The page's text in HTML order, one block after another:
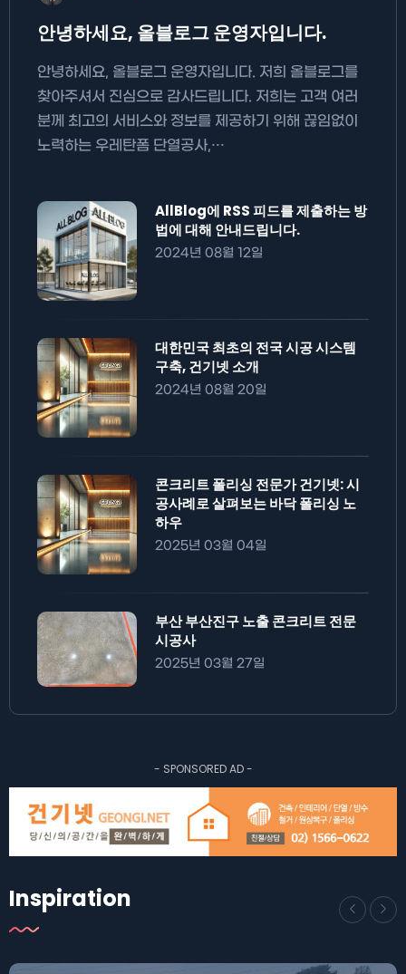
안녕하세요, 올블로그 운영자입니다.
안녕하세요, 올블로그 운영자입니다. 저희 올블로그를
찾아주셔서 진심으로 감사드립니다. 저희는 고객 여러
분께 최고의 서비스와 정보를 제공하기 위해 끊임없이
노력하는 우레탄폼 단열공사,…
AllBlog에 RSS 피드를 제출하는 방
법에 대해 안내드립니다.
2024년 08월 12일
대한민국 최초의 전국 시공 시스템
구축, 건기넷 소개
2024년 08월 20일
콘크리트 폴리싱 전문가 건기넷: 시
공사례로 살펴보는 바닥 폴리싱 노
하우
2025년 03월 04일
부산 부산진구 노출 콘크리트 전문
시공사
2025년 03월 27일
- SPONSORED AD -
Inspiration